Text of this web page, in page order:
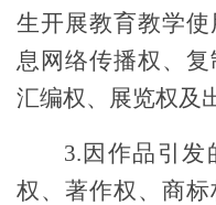
生开展教育教学
息网络传播权、复
汇编权、展览权及
3. 因作品引发
权、著作权、商